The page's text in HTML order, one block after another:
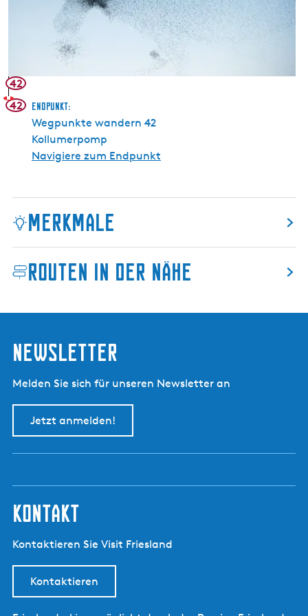
e
r
w
42
42
Endpunkt:
Wegpunkte wandern 42
Kollumerpomp
Navigiere zum Endpunkt
Merkmale
Routen in der Nähe
Newsletter
Melden Sie sich für unseren Newsletter an
Jetzt anmelden!
kontakt
Kontaktieren Sie Visit Friesland
Kontaktieren